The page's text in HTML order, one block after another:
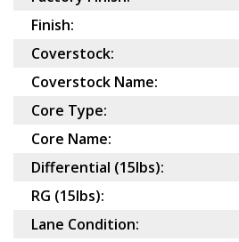
Finish:
Coverstock:
Coverstock Name:
Core Type:
Core Name:
Differential (15lbs):
RG (15lbs):
Lane Condition: